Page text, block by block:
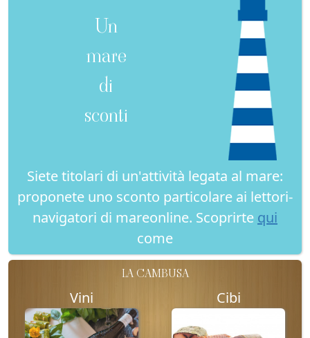
Un
mare
di
sconti
Siete titolari di un'attività legata al mare:
proponete uno sconto particolare ai lettori-
navigatori di mareonline. Scoprirte qui
come
LA CAMBUSA
Vini Cibi